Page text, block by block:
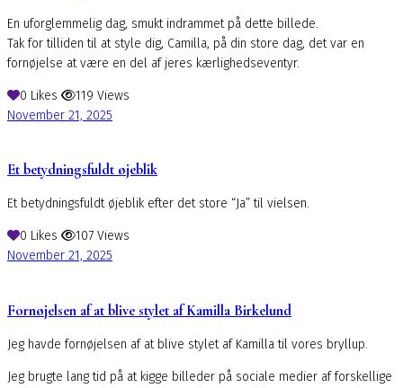
En uforglemmelig dag, smukt indrammet på dette billede.
Tak for tilliden til at style dig, Camilla, på din store dag, det var en
fornøjelse at være en del af jeres kærlighedseventyr.
0 Likes 119 Views
November 21, 2025
Et betydningsfuldt øjeblik
Et betydningsfuldt øjeblik efter det store “Ja” til vielsen.
0 Likes 107 Views
November 21, 2025
Fornøjelsen af at blive stylet af Kamilla Birkelund
Jeg havde fornøjelsen af at blive stylet af Kamilla til vores bryllup.
Jeg brugte lang tid på at kigge billeder på sociale medier af forskellige